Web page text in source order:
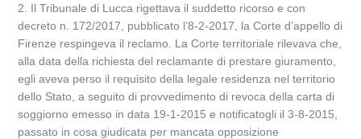
2. Il Tribunale di Lucca rigettava il suddetto ricorso e con
decreto n. 172/2017, pubblicato l’8-2-2017, la Corte d’appello di
Firenze respingeva il reclamo. La Corte territoriale rilevava che,
alla data della richiesta del reclamante di prestare giuramento,
egli aveva perso il requisito della legale residenza nel territorio
dello Stato, a seguito di provvedimento di revoca della carta di
soggiorno emesso in data 19-1-2015 e notificatogli il 3-8-2015,
passato in cosa giudicata per mancata opposizione